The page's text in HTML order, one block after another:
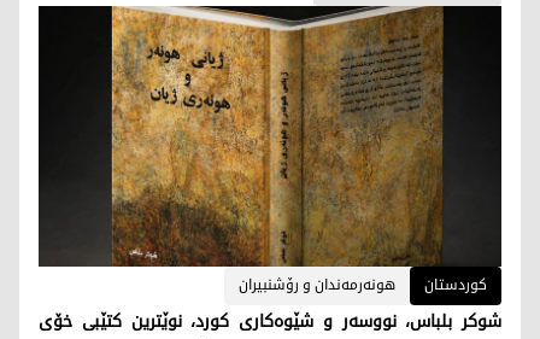
کوردستان هونەرمەندان و رۆشنبیران
شوکر بلباس، نووسەر و شێوەکاری کورد، نوێترین کتێبی خۆی